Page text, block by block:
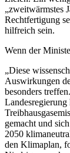
„zweitwärmstes
Rechtfertigung
hilfreich sein.
Wenn der
„Diese
Auswirkungen
besonders
gemacht und
2050
den Klimaplan,